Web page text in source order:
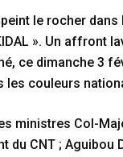
le rocher
». Un affront
ce dimanche 3
couleurs
ministres Col-
du CNT ; Aguibou